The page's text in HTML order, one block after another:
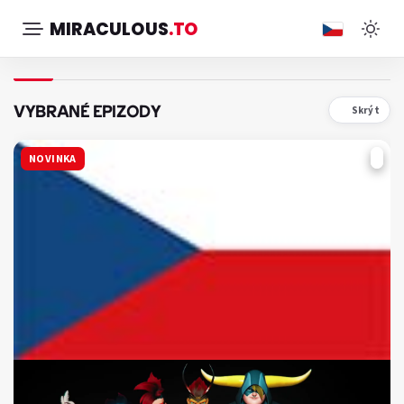
MIRACULOUS.TO
VYBRANÉ EPIZODY Skrýt
NOVINKA